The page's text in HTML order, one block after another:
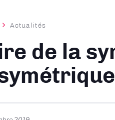
Actualités
de la